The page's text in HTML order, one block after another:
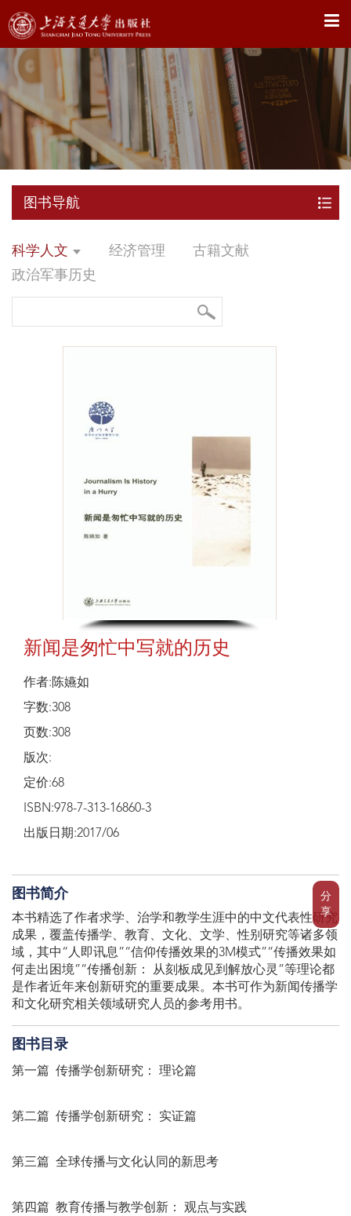
X
分
享
图书导航
科学人文 经济管理
古籍文献
政治军事历史
新闻是匆忙中写就的历史
作者:陈嬿如
字数:308
页数:308
版次:
定价:68
ISBN:978-7-313-16860-3
出版日期:2017/06
图书简介
本书精选了作者求学、治学和教学生涯中的中文代表性研究
成果，覆盖传播学、教育、文化、文学、性别研究等诸多领
域，其中“人即讯息”“信仰传播效果的3M模式”“传播效果如
何走出困境”“传播创新： 从刻板成见到解放心灵”等理论都
是作者近年来创新研究的重要成果。本书可作为新闻传播学
和文化研究相关领域研究人员的参考用书。
图书目录
第一篇 传播学创新研究： 理论篇
第二篇 传播学创新研究： 实证篇
第三篇 全球传播与文化认同的新思考
第四篇 教育传播与教学创新： 观点与实践